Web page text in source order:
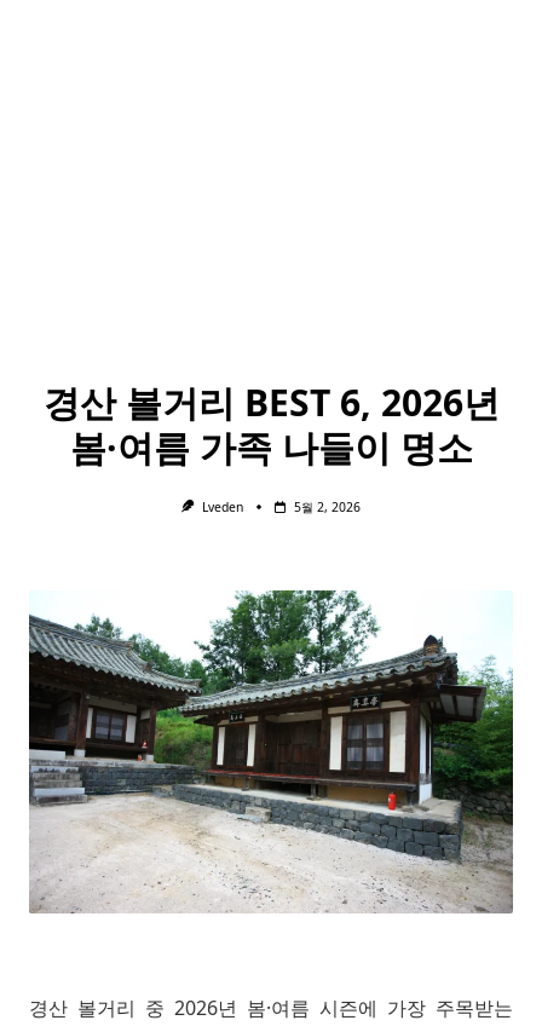
경산 볼거리 BEST 6, 2026년
봄·여름 가족 나들이 명소
Lveden 5월 2, 2026
경산 볼거리 중 2026년 봄·여름 시즌에 가장 주목받는